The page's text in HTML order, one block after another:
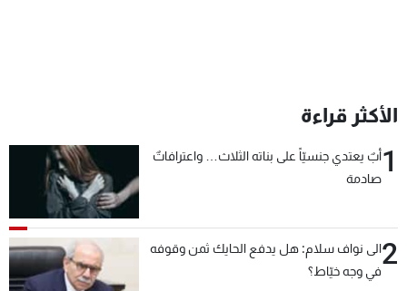
الأكثر قراءة
1أبٌ يعتدي جنسيّاً على بناته الثلاث… واعترافاتٌ
صادمة
2الى نواف سلام: هل يدفع الحايك ثمن وقوفه
في وجه خيّاط؟
البرامج
شاهد البرامج
الترددات
عن MTV
الإنـتـاج
لاعلاناتكم
وظائف